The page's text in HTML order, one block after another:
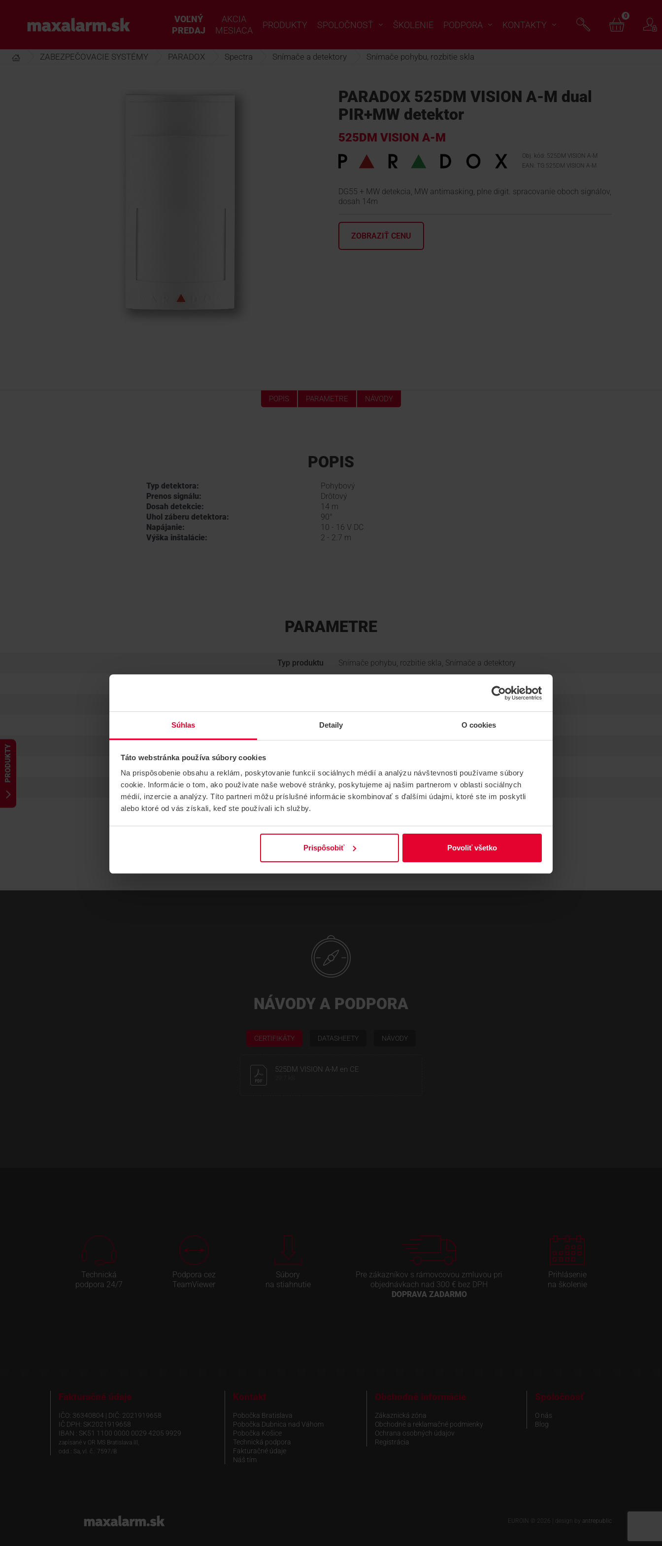
Súhlas Detaily O cookies
Táto webstránka používa súbory cookies
Na prispôsobenie obsahu a reklám, poskytovanie funkcií sociálnych médií a analýzu návštevnosti používame súbory
cookie. Informácie o tom, ako používate naše webové stránky, poskytujeme aj našim partnerom v oblasti sociálnych
médií, inzercie a analýzy. Títo partneri môžu príslušné informácie skombinovať s ďalšími údajmi, ktoré ste im poskytli
alebo ktoré od vás získali, keď ste používali ich služby.
Prispôsobiť Povoliť všetko
PRODUKTY
hlavnému
www.maxalarm.sk
VOĽNÝ
PREDAJ
AKCIA
MESIACA
PRODUKTY SPOLOČNOSŤ ŠKOLENIE PODPORA KONTAKTY
0
ZABEZPEČOVACIE SYSTÉMY PARADOX Spectra Snímače a detektory Snímače pohybu, rozbitie skla
PARADOX 525DM VISION A-M dual
PIR+MW detektor
525DM VISION A-M
Obj. kód: 525DM VISION A-M
EAN: TG:525DM VISION A-M
DG55 + MW detekcia, MW antimasking, plne digit. spracovanie oboch signálov,
dosah 14m
ZOBRAZIŤ CENU
POPIS PARAMETRE NÁVODY
POPIS
Typ detektora:
Pohybový
Prenos signálu:
Drôtový
Dosah detekcie:
14 m
Uhol záberu detektora:
90°
Napájanie:
10 - 16 V DC
Výška inštalácie:
2 - 2.7 m
PARAMETRE
Typ produktu Snímače pohybu, rozbitie skla, Snímače a detektory
Skupina produktov ZABEZPEČOVACIE SYSTÉMY
Konektivita Drôtové
Hmotnosť
NÁVODY A PODPORA
CERTIFIKÁTY DATASHEETY NÁVODY
525DM VISION A-M en CE
Technická
podpora 24/7
Podpora cez
TeamViewer
Súbory
na stiahnutie
Pre zákazníkov s rámovcovou zmluvou pri
objednávkach nad 300 € bez DPH
DOPRAVA ZADARMO
Prihlásenie
na školenie
Fakturačné údaje
IČO: 36340804 | DIČ: 2021919658
IČ DPH: SK2021919658
IBAN : SK51 1100 0000 0029 4205 9929
zapísané v OR MS Bratislava III,
odd.: Sa, vl. č.: 7597/B
Kontakt
Pobočka Bratislava
Pobočka Dubnica nad Váhom
Pobočka Košice
Technická podpora
Fakturačné údaje
Náš tím
Obchodné informácie
Zákaznická zóna
Obchodné a reklamačné podmienky
Ochrana osobných údajov
Registrácia
Spoločnosť
O nás
Blog
www.maxalarm.sk EUROIN © 2026 | design by antrepublic